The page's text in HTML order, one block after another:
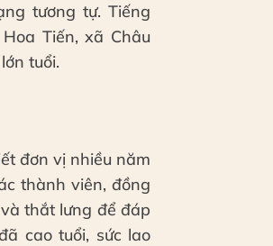
tương tự. Tiếng
Tiến, xã Châu
tuổi.
đơn vị nhiều năm
thành viên, đồng
thắt lưng để đáp
cao tuổi, sức lao